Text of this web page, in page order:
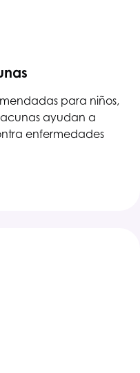
para niños,
ayudan a
enfermedades